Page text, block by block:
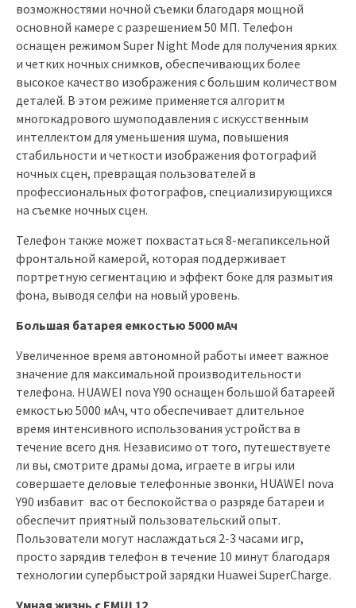
возможностями ночной съемки благодаря мощной
основной камере с разрешением 50 МП. Телефон
оснащен режимом Super Night Mode для получения ярких
и четких ночных снимков, обеспечивающих более
высокое качество изображения с большим количеством
деталей. В этом режиме применяется алгоритм
многокадрового шумоподавления с искусственным
интеллектом для уменьшения шума, повышения
стабильности и четкости изображения фотографий
ночных сцен, превращая пользователей в
профессиональных фотографов, специализирующихся
на съемке ночных сцен.
Телефон также может похвастаться 8-мегапиксельной
фронтальной камерой, которая поддерживает
портретную сегментацию и эффект боке для размытия
фона, выводя селфи на новый уровень.
Большая батарея емкостью 5000 мАч
Увеличенное время автономной работы имеет важное
значение для максимальной производительности
телефона. HUAWEI nova Y90 оснащен большой батареей
емкостью 5000 мАч, что обеспечивает длительное
время интенсивного использования устройства в
течение всего дня. Независимо от того, путешествуете
ли вы, смотрите драмы дома, играете в игры или
совершаете деловые телефонные звонки, HUAWEI nova
Y90 избавит вас от беспокойства о разряде батареи и
обеспечит приятный пользовательский опыт.
Пользователи могут наслаждаться 2-3 часами игр,
просто зарядив телефон в течение 10 минут благодаря
технологии супербыстрой зарядки Huawei SuperCharge.